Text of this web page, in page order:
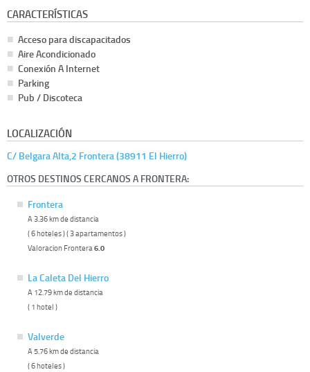
CARACTERÍSTICAS
Acceso para discapacitados
Aire Acondicionado
Conexión A Internet
Parking
Pub / Discoteca
LOCALIZACIÓN
C/ Belgara Alta,2 Frontera (38911 El Hierro)
OTROS DESTINOS CERCANOS A FRONTERA:
Frontera
A 3.36 km de distancia
( 6 hoteles ) ( 3 apartamentos )
Valoracion Frontera 6.0
La Caleta Del Hierro
A 12.79 km de distancia
( 1 hotel )
Valverde
A 5.76 km de distancia
( 6 hoteles )